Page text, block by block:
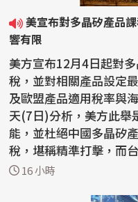
美宣布對多晶矽產品課稅 學者：精準打擊中國、台廠影
響有限
美方宣布12月4日起對
稅，並對相關產品設定
及歐盟產品適用稅率與
天(7日)分析，美方此舉
能，並杜絕中國多晶矽
稅，堪稱精準打擊，而
台廠影響有限，...
16 小時